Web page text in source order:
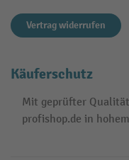
Vertrag widerrufen
Käuferschutz
Mit geprüfter
profishop.de in